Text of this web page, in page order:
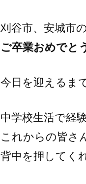
刈谷市、安城市
ご卒業おめでと
今日を迎えるま
中学校生活で経
これからの皆さ
背中を押してく